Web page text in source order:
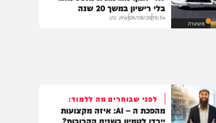
צפצף על כולם
לא ייאמן: נהג מונית נתפס נוהג